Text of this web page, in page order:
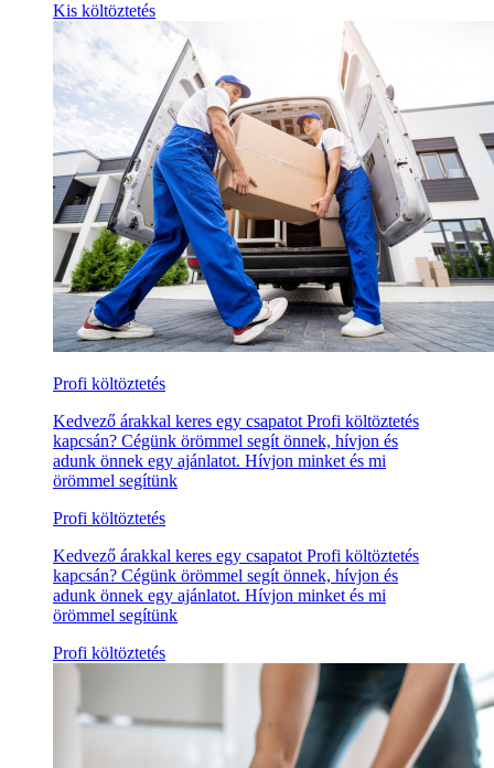
Kis költöztetés
Profi költöztetés
Kedvező árakkal keres egy csapatot Profi költöztetés
kapcsán? Cégünk örömmel segít önnek, hívjon és
adunk önnek egy ajánlatot. Hívjon minket és mi
örömmel segítünk
Profi költöztetés
Kedvező árakkal keres egy csapatot Profi költöztetés
kapcsán? Cégünk örömmel segít önnek, hívjon és
adunk önnek egy ajánlatot. Hívjon minket és mi
örömmel segítünk
Profi költöztetés